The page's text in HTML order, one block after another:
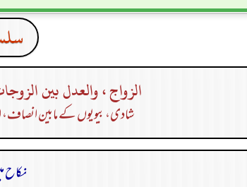
الزواج ، والعدل بين
شادی، بیویوں کے مابین
نکاح